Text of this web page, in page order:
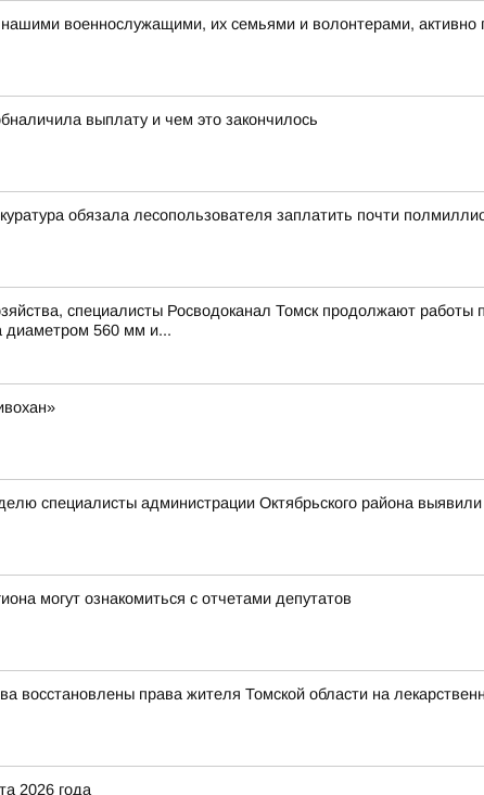
военнослужащими, их семьями и волонтерами,
выплату и чем это закончилось
обязала лесопользователя заплатить почти
специалисты Росводоканал Томск продолжают
диаметром 560 мм и...
специалисты администрации Октябрьского района
могут ознакомиться с отчетами депутатов
восстановлены права жителя Томской области на
2026 года